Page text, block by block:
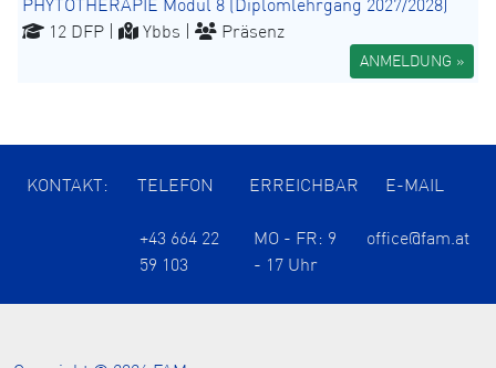
PHYTOTHERAPIE Modul 8 (Diplomlehrgang 2027/2028)
12 DFP |
Ybbs | Präsenz
ANMELDUNG »
KONTAKT: TELEFON ERREICHBAR E-MAIL
+43 664 22
59 103
MO - FR: 9
- 17 Uhr
office@fam.at